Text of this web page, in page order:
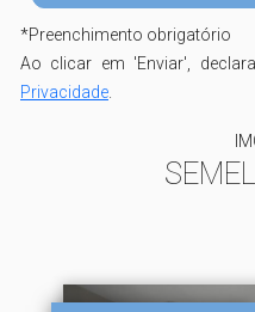
*Preenchimento obrigatório
Ao clicar em 'Enviar',
Privacidade